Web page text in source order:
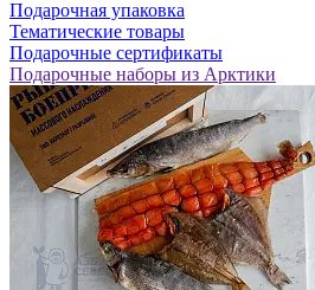
Подарочная упаковка
Тематические товары
Подарочные сертификаты
Подарочные наборы из Арктики